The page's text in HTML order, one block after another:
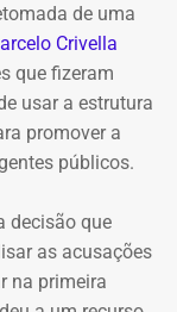
de uma
Crivella
que fizeram
usar a estrutura
promover a
públicos.
decisão que
as acusações
na primeira